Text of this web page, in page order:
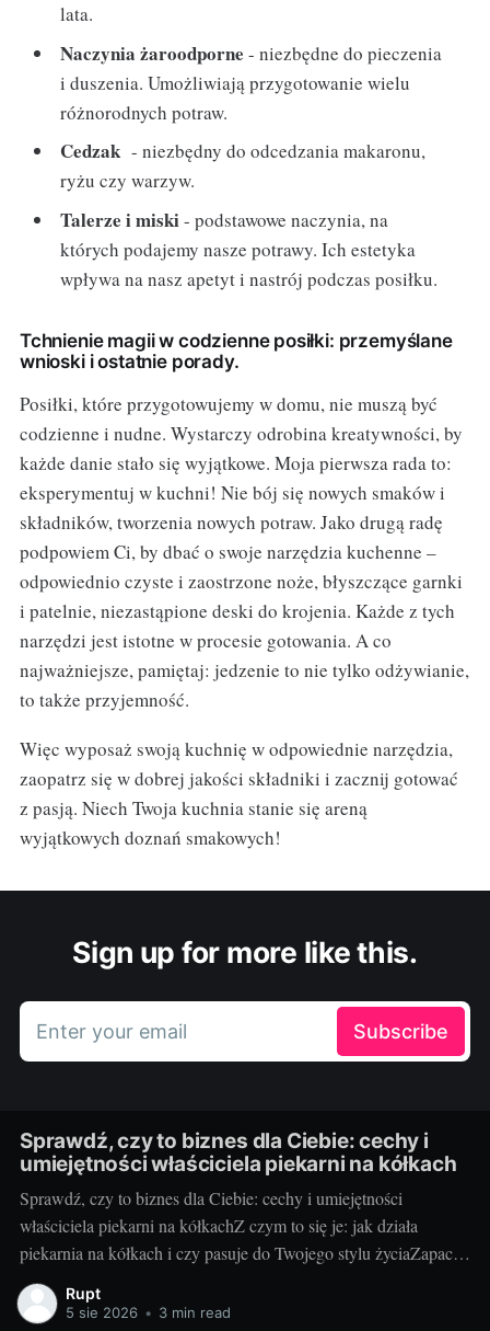
lata.
Naczynia żaroodporne - niezbędne do pieczenia
i duszenia. Umożliwiają przygotowanie wielu
różnorodnych potraw.
Cedzak - niezbędny do odcedzania makaronu,
ryżu czy warzyw.
Talerze i miski- podstawowe naczynia, na
których podajemy nasze potrawy. Ich estetyka
wpływa na nasz apetyt i nastrój podczas posiłku.
Tchnienie magii w codzienne posiłki: przemyślane
wnioski i ostatnie porady.
Posiłki, które przygotowujemy w domu, nie muszą być
codzienne i nudne. Wystarczy odrobina kreatywności, by
każde danie stało się wyjątkowe. Moja pierwsza rada to:
eksperymentuj w kuchni! Nie bój się nowych smaków i
składników, tworzenia nowych potraw. Jako drugą radę
podpowiem Ci, by dbać o swoje narzędzia kuchenne –
odpowiednio czyste i zaostrzone noże, błyszczące garnki
i patelnie, niezastąpione deski do krojenia. Każde z tych
narzędzi jest istotne w procesie gotowania. A co
najważniejsze, pamiętaj: jedzenie to nie tylko odżywianie,
to także przyjemność.
Więc wyposaż swoją kuchnię w odpowiednie narzędzia,
zaopatrz się w dobrej jakości składniki i zacznij gotować
z pasją. Niech Twoja kuchnia stanie się areną
wyjątkowych doznań smakowych!
Sign up for more like this.
Enter your email Subscribe
Sprawdź, czy to biznes dla Ciebie: cechy i
umiejętności właściciela piekarni na kółkach
Sprawdź, czy to biznes dla Ciebie: cechy i umiejętności
właściciela piekarni na kółkachZ czym to się je: jak działa
piekarnia na kółkach i czy pasuje do Twojego stylu życiaZapach
świeżych bułek o świcie i uśmiechy klientów, gdy otwierasz
klapę auta – za to kocha się piekarnię na kółkach. To mobilny
Rupt
5 sie 2026 • 3 min read